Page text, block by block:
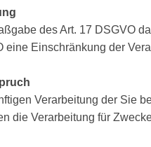
des Art. 17 DSGVO
eine Einschränkung der
Verarbeitung der Sie
die Verarbeitung für